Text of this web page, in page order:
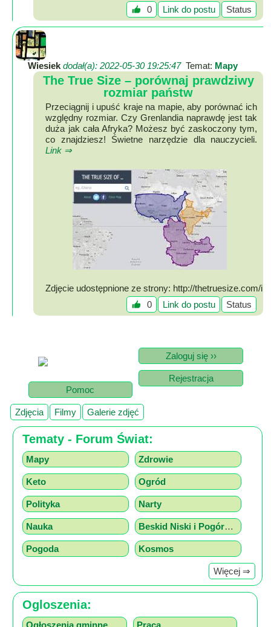
zdjęciami
Mapa
filmami
Ogłoszenia
Regulamin
ciacho
Status
Link do postu
0
Wiesiek dodał(a): 2022-05-30 19:25:47 Temat: Mapy
The True Size – porównaj prawdziwy
rozmiar państw
Przeciągnij i upuść kraje na mapie, aby porównać ich
względny rozmiar. Czy Grenlandia naprawdę jest tak
duża jak cała Afryka? Możesz być zaskoczony tym,
co znajdziesz! Świetne narzędzie dla nauczycieli.
Link ⇒
Zdjęcie udostępnione ze strony: http://thetruesize.com/i
mg/twitter-card-screenshot.jpg
Status
Link do postu
0
Zaloguj się ››
Rejestracja
Pomoc
Zdjęcia Filmy Galerie zdjęć
Tematy - Forum Świat:
Mapy Zdrowie
Keto Ogród
Polityka Narty
Nauka Beskid Niski i Pogórze z drona
Pogoda Kosmos
Więcej ⇒
Ogloszenia: